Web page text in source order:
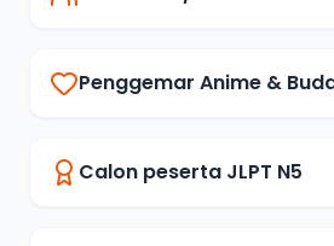
Penggemar Anime &
Calon peserta JLPT N5